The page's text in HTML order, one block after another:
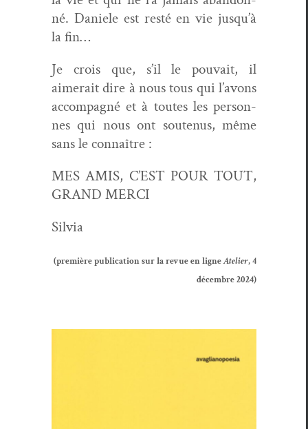
né. Daniele est resté en vie jusqu’à
la fin…
Je crois que, s’il le pou­vait, il
aimerait dire à nous tous qui l’avons
accom­pa­g­né et à toutes les per­son­
nes qui nous ont soutenus, même
sans le connaître :
MES AMIS, C’EST POUR TOUT,
GRAND MERCI
Sil­via
(pre­mière pub­li­ca­tion sur la revue en ligneAte­lier, 4
décem­bre 2024)